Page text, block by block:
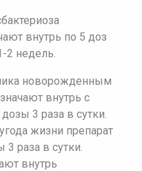
внутрь по 5 доз
2 недель.
новорожденным
внутрь с
3 раза в сутки.
жизни препарат
3 раза в сутки.
внутрь